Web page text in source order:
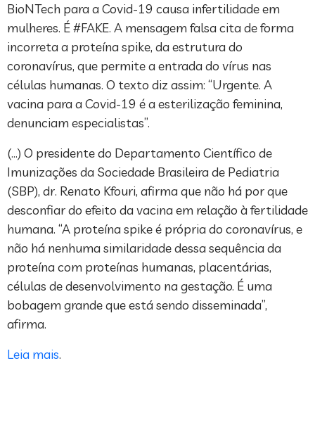
BioNTech para a Covid-19 causa infertilidade em
mulheres. É #FAKE. A mensagem falsa cita de forma
incorreta a proteína spike, da estrutura do
coronavírus, que permite a entrada do vírus nas
células humanas. O texto diz assim: “Urgente. A
vacina para a Covid-19 é a esterilização feminina,
denunciam especialistas”.
(…) O presidente do Departamento Científico de
Imunizações da Sociedade Brasileira de Pediatria
(SBP), dr. Renato Kfouri, afirma que não há por que
desconfiar do efeito da vacina em relação à fertilidade
humana. “A proteína spike é própria do coronavírus, e
não há nenhuma similaridade dessa sequência da
proteína com proteínas humanas, placentárias,
células de desenvolvimento na gestação. É uma
bobagem grande que está sendo disseminada”,
afirma.
Leia mais.